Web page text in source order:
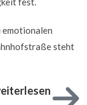
emotionalen
steht